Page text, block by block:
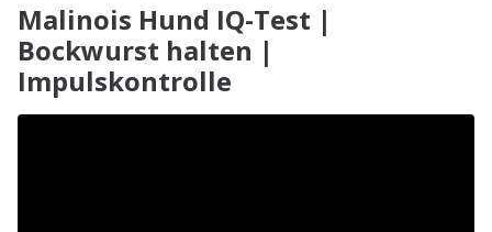
Malinois Hund IQ-Test |
Bockwurst halten |
Impulskontrolle